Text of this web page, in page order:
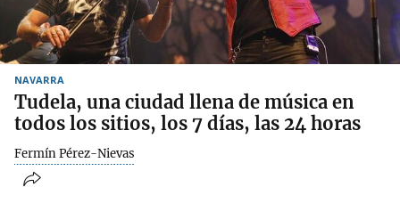
NAVARRA
Tudela, una ciudad llena de música en
todos los sitios, los 7 días, las 24 horas
Fermín Pérez-Nievas